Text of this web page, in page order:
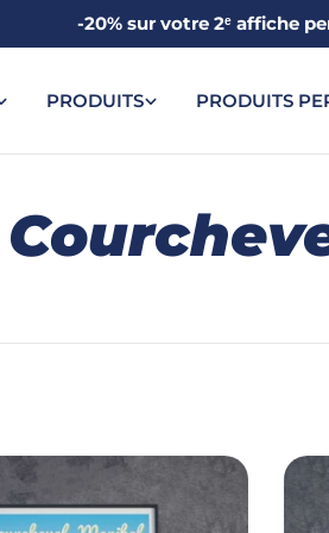
-20% sur votre 2ᵉ affiche
PRODUITS PRODUITS